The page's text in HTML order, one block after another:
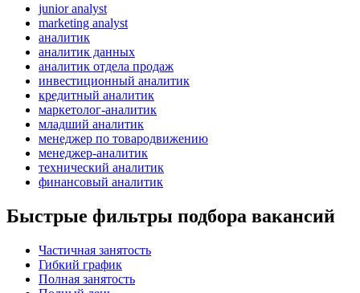
junior analyst
marketing analyst
аналитик
аналитик данных
аналитик отдела продаж
инвестиционный аналитик
кредитный аналитик
маркетолог-аналитик
младший аналитик
менеджер по товародвижению
менеджер-аналитик
технический аналитик
финансовый аналитик
Быстрые фильтры подбора вакансий
Частичная занятость
Гибкий график
Полная занятость